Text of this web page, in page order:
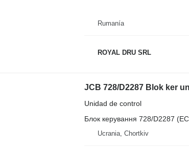
Rumanía
ROYAL DRU SRL
JCB 728/D2287 Blok ker
Unidad de control
Блок керування 728/D2287
Ucrania, Chortkiv